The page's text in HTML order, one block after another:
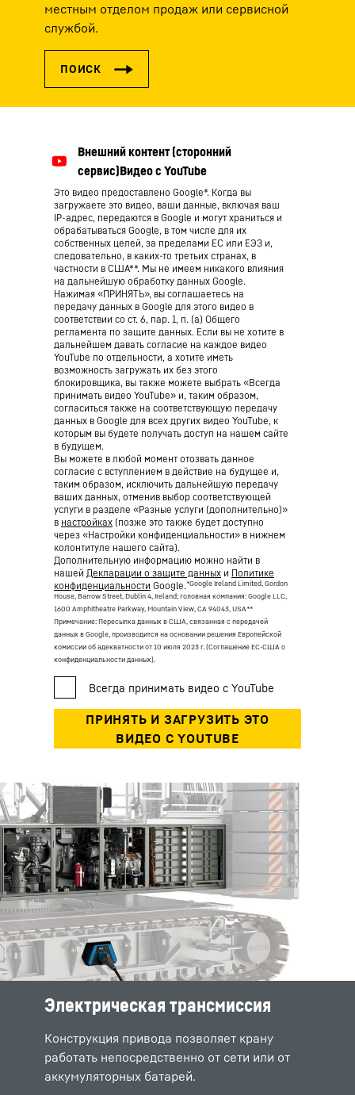
местным отделом продаж или сервисной
службой.
Это видео предоставлено Google*. Когда вы
загружаете это видео, ваши данные, включая ваш
IP-адрес, передаются в Google и могут храниться и
обрабатываться Google, в том числе для их
собственных целей, за пределами ЕС или ЕЭЗ и,
следовательно, в каких-то третьих странах, в
частности в США**. Мы не имеем никакого влияния
на дальнейшую обработку данных Google.
Нажимая «ПРИНЯТЬ», вы соглашаетесь на
передачу данных в Google для этого видео в
соответствии со ст. 6, пар. 1, п. (а) Общего
регламента по защите данных. Если вы не хотите в
дальнейшем давать согласие на каждое видео
YouTube по отдельности, а хотите иметь
возможность загружать их без этого
блокировщика, вы также можете выбрать «Всегда
принимать видео YouTube» и, таким образом,
согласиться также на соответствующую передачу
данных в Google для всех других видео YouTube, к
которым вы будете получать доступ на нашем сайте
в будущем.
Вы можете в любой момент отозвать данное
согласие с вступлением в действие на будущее и,
таким образом, исключить дальнейшую передачу
ваших данных, отменив выбор соответствующей
услуги в разделе «Разные услуги (дополнительно)»
в настройках (позже это также будет доступно
через «Настройки конфиденциальности» в нижнем
колонтитуле нашего сайта).
Дополнительную информацию можно найти в
нашей Декларации о защите данных и Политике
конфиденциальности Google.*Google Ireland Limited, Gordon
House, Barrow Street, Dublin 4, Ireland; головная компания: Google LLC,
1600 Amphitheatre Parkway, Mountain View, CA 94043, USA**
Примечание: Пересылка данных в США, связанная с передачей
данных в Google, производится на основании решения Европейской
комиссии об адекватности от 10 июля 2023 г. (Соглашение ЕС-США о
конфиденциальности данных).
Электрическая трансмиссия
Конструкция привода позволяет крану
работать непосредственно от сети или от
аккумуляторных батарей.